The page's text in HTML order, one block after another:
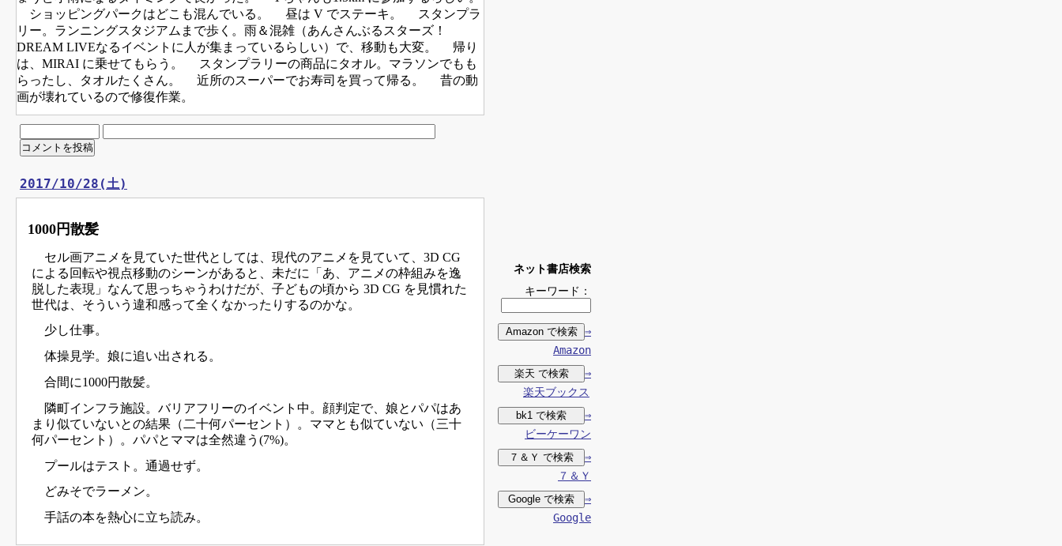
ショッピングパークはどこも混んでいる。 昼は V でステーキ。 スタンプラ
リー。ランニングスタジアムまで歩く。雨＆混雑（あんさんぶるスターズ！
DREAM LIVEなるイベントに人が集まっているらしい）で、移動も大変。 帰り
は、MIRAI に乗せてもらう。 スタンプラリーの商品にタオル。マラソンでもも
らったし、タオルたくさん。 近所のスーパーでお寿司を買って帰る。 昔の動
画が壊れているので修復作業。
2017/10/28(土)
1000円散髪
セル画アニメを見ていた世代としては、現代のアニメを見ていて、3D CG
による回転や視点移動のシーンがあると、未だに「あ、アニメの枠組みを逸
脱した表現」なんて思っちゃうわけだが、子どもの頃から 3D CG を見慣れた
世代は、そういう違和感って全くなかったりするのかな。
少し仕事。
体操見学。娘に追い出される。
合間に1000円散髪。
隣町インフラ施設。バリアフリーのイベント中。顔判定で、娘とパパはあ
まり似ていないとの結果（二十何パーセント）。ママとも似ていない（三十
何パーセント）。パパとママは全然違う(7%)。
プールはテスト。通過せず。
どみそでラーメン。
手話の本を熱心に立ち読み。
ネット書店検索
キーワード：
⇒
Amazon
⇒
楽天ブックス
⇒
ビーケーワン
⇒
７＆Ｙ
⇒
Google